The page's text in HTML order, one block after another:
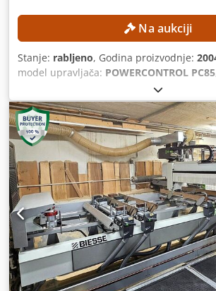
Na aukciji
Stanje: rabljeno, Godina proizvodnje:
model upravljača: POWERCONTROL PC85
, maksimalna brzina vretena
okr/min, radna duljina:3.250 mm,
SPECIFIKACIJE Radni prostor, os X: 3.250
os Y: 1.220 mm Broj radnih polja: 2
nosačima i vodilicama Broj nosača
Broj kontroliranih osi: 4 Broj bušnih
glodalnih vretena: 1 Broj jedinica za
jedinica Položaj: gore Vertikalna bušna
Horizontalna bušna vretena, smjer X: 4
vretena, smjer Y: 2 Ukupni broj bušnih
Glodalno vreteno Položaj: gore
motora: 12 kW Broj okretaja: 24.000 o/
hlađenje tekućinom Izmjena alata:
žlijebljenje Položaj: gore Izvedba: fiksna,